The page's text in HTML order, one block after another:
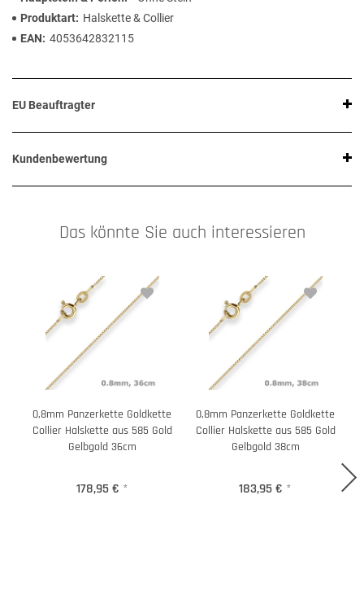
Produktart
Halskette & Collier
EAN
4053642832115
EU Beauftragter
Kundenbewertung
Das könnte Sie auch interessieren
0,8mm Panzerkette Goldkette
Collier Halskette aus 585 Gold
Gelbgold 36cm
178,95 € *
0,8mm Panzerkette Goldkette
Collier Halskette aus 585 Gold
Gelbgold 38cm
183,95 € *